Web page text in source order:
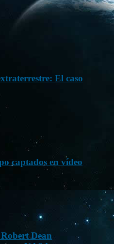
El caso
captados en vídeo
Dean